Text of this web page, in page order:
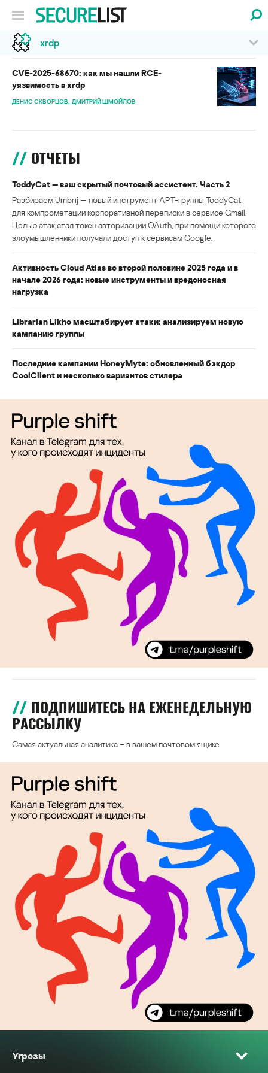
xrdp
CVE-2025-68670: как мы нашли RCE-
уязвимость в xrdp
ДЕНИС СКВОРЦОВ ДМИТРИЙ ШМОЙЛОВ
ОТЧЕТЫ
ToddyCat — ваш скрытый почтовый ассистент. Часть 2
Разбираем Umbrij — новый инструмент APT-группы ToddyCat
для компрометации корпоративной переписки в сервисе Gmail.
Целью атак стал токен авторизации OAuth, при помощи которого
злоумышленники получали доступ к сервисам Google.
Активность Cloud Atlas во второй половине 2025 года и в
начале 2026 года: новые инструменты и вредоносная
нагрузка
Librarian Likho масштабирует атаки: анализируем новую
кампанию группы
Последние кампании HoneyMyte: обновленный бэкдор
CoolClient и несколько вариантов стилера
ПОДПИШИТЕСЬ НА ЕЖЕНЕДЕЛЬНУЮ
РАССЫЛКУ
Самая актуальная аналитика – в вашем почтовом ящике
Угрозы